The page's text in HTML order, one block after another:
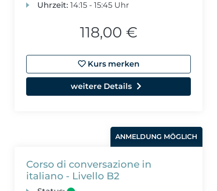
Uhrzeit: 14:15 - 15:45 Uhr
118,00 €
Kurs merken
weitere Details
ANMELDUNG MÖGLICH
Corso di conversazione in
italiano - Livello B2